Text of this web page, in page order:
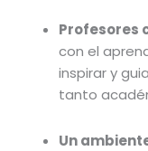
Profesores
con el
inspirar y
tanto
Un